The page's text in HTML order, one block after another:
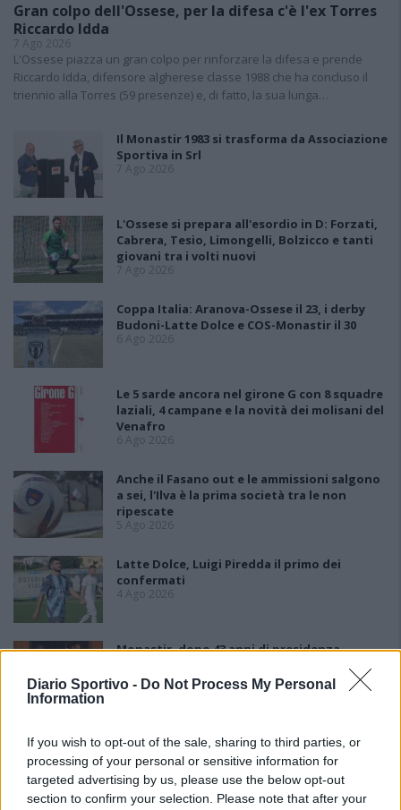
Diario Sportivo - Do Not Process My Personal
Information
If you wish to opt-out of the sale, sharing to third parties, or
processing of your personal or sensitive information for
targeted advertising by us, please use the below opt-out
section to confirm your selection. Please note that after your
Gran colpo dell'Ossese, per la difesa c'è l'ex Torres
Riccardo Idda
7 Ago 2026
L'Ossese piazza un gran colpo per rinforzare la difesa e prende
Riccardo Idda, difensore algherese classe 1988 che ha concluso il
triennio alla Torres (59 presenze) e, di fatto, la sua lunga…
Il Monastir 1983 si trasforma da Associazione
Sportiva in Srl
7 Ago 2026
L'Ossese si prepara all'esordio in D: Forzati,
Cabrera, Tesio, Limongelli, Bolzicco e tanti
giovani tra i volti nuovi
7 Ago 2026
Coppa Italia: Aranova-Ossese il 23, i derby
Budoni-Latte Dolce e COS-Monastir il 30
6 Ago 2026
Le 5 sarde ancora nel girone G con 8 squadre
laziali, 4 campane e la novità dei molisani del
Venafro
6 Ago 2026
Anche il Fasano out e le ammissioni salgono
a sei, l'Ilva è la prima società tra le non
ripescate
5 Ago 2026
Latte Dolce, Luigi Piredda il primo dei
confermati
4 Ago 2026
Monastir, dopo 43 anni di presidenza
Carboni parte l'era Fuke: «Tenere la D con un
progetto sostenibile»
Lnd, il nodo ripescaggi non si scioglie:
rinviate al 5 agosto le ammissioni
3 Ago 2026